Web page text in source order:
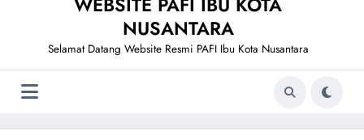
NUSANTARA
Selamat Datang Website Resmi PAFI Ibu Kota Nusantara